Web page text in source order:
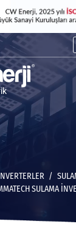
SULAMA